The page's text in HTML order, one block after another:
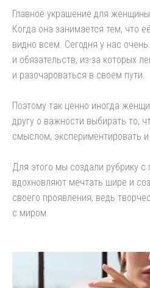
Главное украшение для
Когда она занимается тем, что
видно всем. Сегодня у нас
и обязательств, из-за которых
и разочароваться в своем пути.
Поэтому так ценно иногда
другу о важности выбирать то,
смыслом, экспериментировать
Для этого мы создали рубрику с
вдохновляют мечтать шире и
своего проявления, ведь
с миром.